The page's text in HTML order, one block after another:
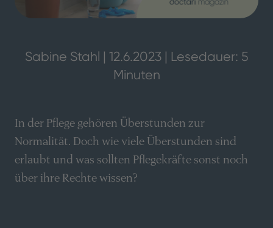
Sabine Stahl | 12.6.2023 | Lesedauer: 5
Minuten
In der Pflege gehören Überstunden zur
Normalität. Doch wie viele Überstunden sind
erlaubt und was sollten Pflegekräfte sonst noch
über ihre Rechte wissen?